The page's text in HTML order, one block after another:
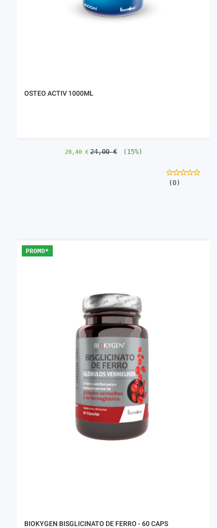
OSTEO ACTIV 1000ML
20,40 € 24,00 € (15%)
(0)
PROMO*
BIOKYGEN BISGLICINATO DE FERRO - 60 CAPS